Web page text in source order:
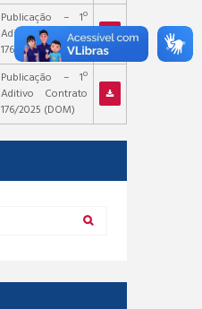
Publicação – 1º
Aditivo Contrato
176/2025 (PNCP)
Publicação – 1º
Aditivo Contrato
176/2025 (DOM)